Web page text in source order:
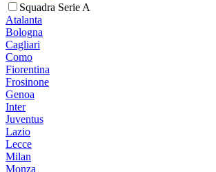
Squadra Serie A
Atalanta
Bologna
Cagliari
Como
Fiorentina
Frosinone
Genoa
Inter
Juventus
Lazio
Lecce
Milan
Monza